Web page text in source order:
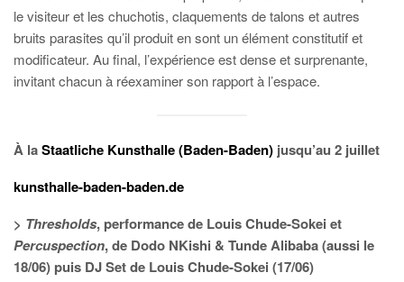
le visiteur et les chuchotis, claquements de talons et autres
bruits parasites qu’il produit en sont un élément constitutif et
modificateur. Au final, l’expérience est dense et surprenante,
invitant chacun à réexaminer son rapport à l’espace.
À laStaatliche Kunsthalle (Baden-Baden) jusqu’au 2 juillet
kunsthalle-baden-baden.de
> Thresholds, performance de Louis Chude-Sokei et
Percuspection, de Dodo NKishi & Tunde Alibaba (aussi le
18/06) puis DJ Set de Louis Chude-Sokei (17/06)